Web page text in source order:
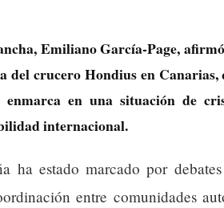
Emiliano García-Page,
del crucero Hondius en
enmarca en una situación de
internacional.
ha estado marcado por
entre comunidades